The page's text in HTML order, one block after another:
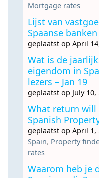
Mortgage rates
Lijst van
Spaanse banken
geplaatst op April
Wat is de
eigendom in
lezers – Jan 19
geplaatst op July 10,
What return will
Spanish
geplaatst op April 1,
Spain, Property
rates
Waarom heb je